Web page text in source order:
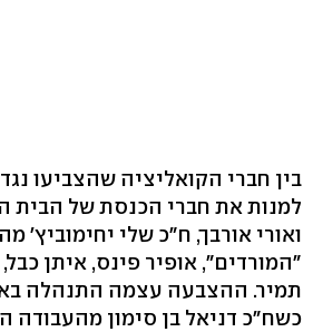
בין חברי הקואליציה שהצביעו
למנות את חברי הכנסת של הבית
ואורי אורבך, ח"כ שלי יחימוביץ'
"המורדים", אופיר פינס, איתן כבל,
תמיר. ההצבעה עצמה התנהלה
כשח"כ דניאל בן סימון מהעבודה